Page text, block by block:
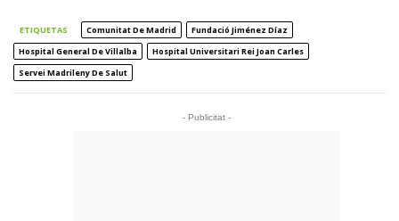
ETIQUETAS Comunitat De Madrid
Fundació Jiménez Díaz
Hospital General De Villalba
Hospital Universitari Rei Joan Carles
Servei Madrileny De Salut
- Publicitat -